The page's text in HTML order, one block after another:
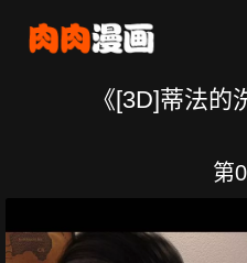
《[3D]蒂法的
第